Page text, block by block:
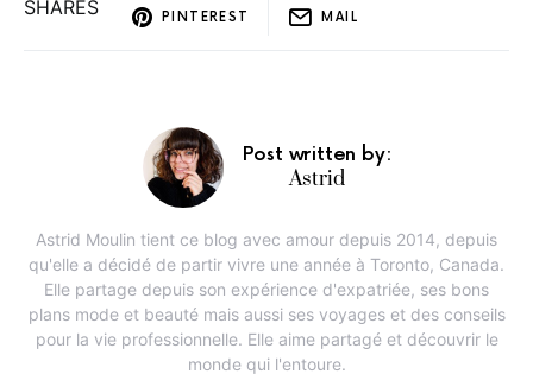
SHARES
PINTEREST MAIL
Post written by:
Astrid
Astrid Moulin tient ce blog avec amour depuis 2014, depuis
qu'elle a décidé de partir vivre une année à Toronto, Canada.
Elle partage depuis son expérience d'expatriée, ses bons
plans mode et beauté mais aussi ses voyages et des conseils
pour la vie professionnelle. Elle aime partagé et découvrir le
monde qui l'entoure.